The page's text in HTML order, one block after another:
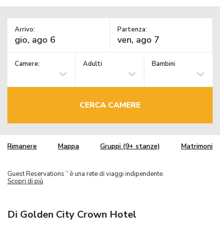
Arrivo: Partenza:
Camere: Adulti Bambini
CERCA CAMERE
Rimanere Mappa Gruppi (9+ stanze) Matrimoni
Guest Reservations TM
è una rete di viaggi indipendente.
Scopri di più
Di Golden City Crown Hotel